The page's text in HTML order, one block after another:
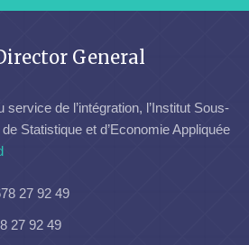
General
service de l’intégration, l’Institut Sous-
Statistique et d’Economie Appliquée
27 92 49
27 92 49